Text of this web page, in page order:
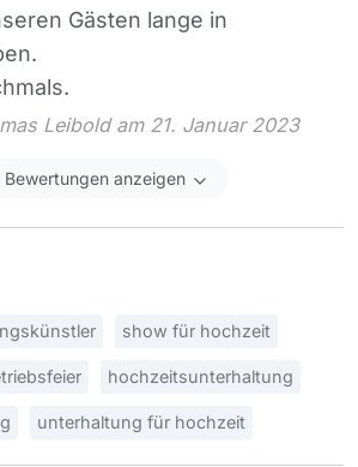
Gästen lange in
Leibold am 21. Januar 2023
Bewertungen anzeigen
show für hochzeit
hochzeitsunterhaltung
unterhaltung für hochzeit